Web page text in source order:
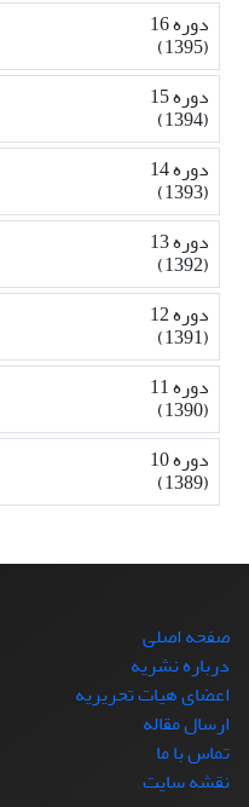
دوره 16
(1395)
دوره 15
(1394)
دوره 14
(1393)
دوره 13
(1392)
دوره 12
(1391)
دوره 11
(1390)
دوره 10
(1389)
صفحه اصلی
درباره نشریه
اعضای هیات تحریریه
ارسال مقاله
تماس با ما
نقشه سایت